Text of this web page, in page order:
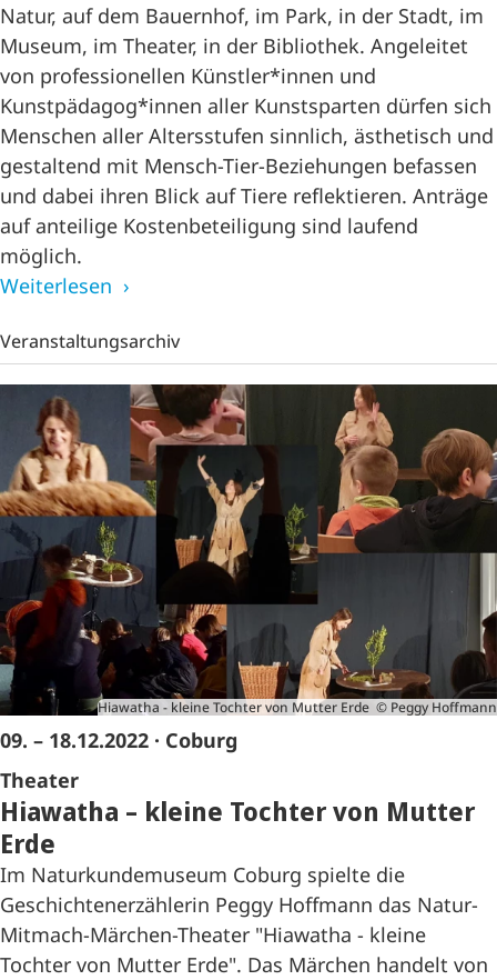
Natur, auf dem Bauernhof, im Park, in der Stadt, im
Museum, im Theater, in der Bibliothek. Angeleitet
von professionellen Künstler*innen und
Kunstpädagog*innen aller Kunstsparten dürfen sich
Menschen aller Altersstufen sinnlich, ästhetisch und
gestaltend mit Mensch-Tier-Beziehungen befassen
und dabei ihren Blick auf Tiere reflektieren. Anträge
auf anteilige Kostenbeteiligung sind laufend
möglich.
Weiterlesen
Veranstaltungsarchiv
Hiawatha - kleine Tochter von Mutter Erde © Peggy Hoffmann
09. – 18.12.2022 · Coburg
Theater
Hiawatha – kleine Tochter von Mutter
Erde
Im Naturkundemuseum Coburg spielte die
Geschichtenerzählerin Peggy Hoffmann das Natur-
Mitmach-Märchen-Theater "Hiawatha - kleine
Tochter von Mutter Erde". Das Märchen handelt von